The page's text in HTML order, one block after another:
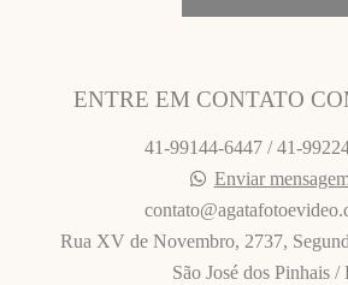
ENTRE EM CONTATO
41-99144-6447 / 41-
Enviar
Rua XV de Novembro, 2737,
São José dos Pinhais /